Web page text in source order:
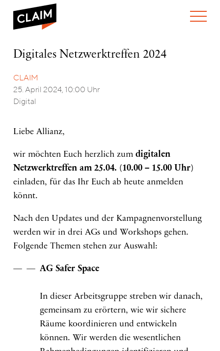
Digitales
Netzwerktreffen
Digitales Netzwerktreffen 2024
CLAIM
25. April 2024, 10:00 Uhr
Digital
Liebe Allianz,
wir möchten Euch herzlich zumdigitalen
Netzwerktreffen am 25.04. (10.00 – 15.00 Uhr)
einladen, für das Ihr Euch ab heute anmelden
könnt.
Nach den Updates und der Kampagnenvorstellung
werden wir in drei AGs und Workshops gehen.
Folgende Themen stehen zur Auswahl:
AG Safer Space
In dieser Arbeitsgruppe streben wir danach,
gemeinsam zu erörtern, wie wir sichere
Räume koordinieren und entwickeln
können. Wir werden die wesentlichen